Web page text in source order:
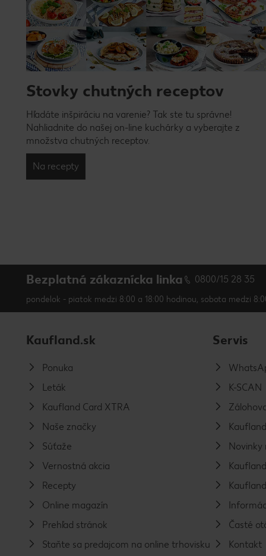
Stovky chutných receptov
Hľadáte inšpiráciu na varenie? Tak ste tu správne!
Nahliadnite do našej on-line kuchárky a vyberajte z
množstva chutných receptov.
Na recepty
Bezplatná zákaznícka linka 0800/15 28 35
pondelok - piatok medzi 8:00 a 18:00 hodinou, sobota medzi
Kaufland.sk
Ponuka
Leták
Kaufland Card XTRA
Naše značky
Súťaže
Vernostná akcia
Recepty
Online magazín
Prehľad stránok
Staňte sa predajcom na online trhovisku
Servis
K-SCAN
Novinky
Časté
Kontakt